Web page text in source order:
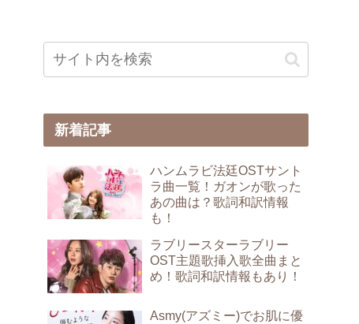
新着記事
ハンムラビ法廷OSTサント
ラ曲一覧！ガオンが歌った
あの曲は？歌詞和訳情報
も！
ラブリースターラブリー
OST主題歌挿入歌全曲まと
め！歌詞和訳情報もあり！
Asmy(アズミー)でお肌に優